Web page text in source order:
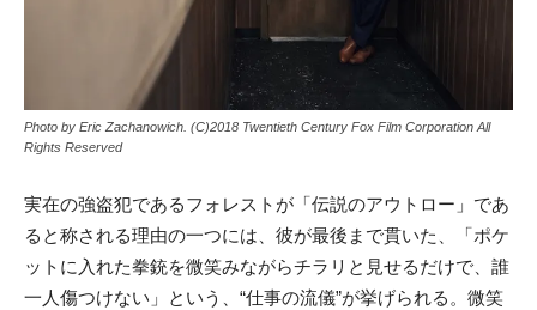
Photo by Eric Zachanowich. (C)2018 Twentieth Century Fox Film Corporation All
Rights Reserved
実在の強盗犯であるフォレストが「伝説のアウトロー」であ
ると称される理由の一つには、彼が最後まで貫いた、「ポケ
ットに入れた拳銃を微笑みながらチラリと見せるだけで、誰
一人傷つけない」という、“仕事の流儀”が挙げられる。微笑